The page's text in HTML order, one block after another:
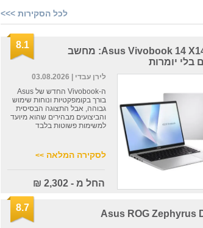
לכל הסקירות >>>
Asus Vivobook 14 X1407QA: מחשב
בלי יומרות
8.1
לירן עבדי
ה-Vivobook החדש של Asus
בורך בקומפקטיות ונוחות שימוש
גבוהה, אבל התצוגה הבסיסית
והביצועים מבהירים שהוא מיועד
למשימות פשוטות בלבד
לסקירה המלאה >>
החל מ - 2,302 ₪
Asus ROG Zephyrus
8.7